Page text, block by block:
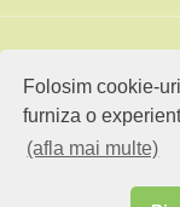
Folosim cookie-
furniza o
(afla mai multe)